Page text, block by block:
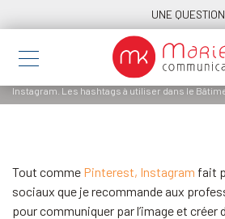
UNE
Instagram. Les hashtags à utiliser dans le
Tout comme Pinterest, Instagram fait
sociaux que je recommande aux
pour communiquer par l’image et créer